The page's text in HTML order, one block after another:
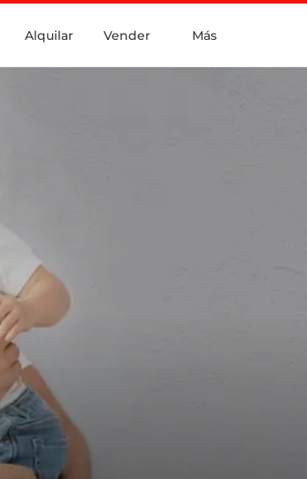
Alquilar Vender Más